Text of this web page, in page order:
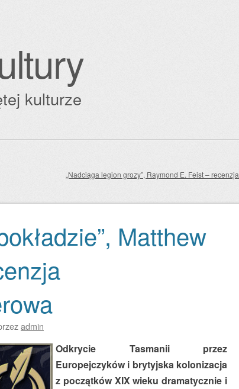
kulturze
„Nadciąga legion grozy”, Raymond E. Feist – recenzja
Matthew
admin
Odkrycie Tasmanii przez
Europejczyków i brytyjska kolonizacja
z początków XIX wieku dramatycznie i